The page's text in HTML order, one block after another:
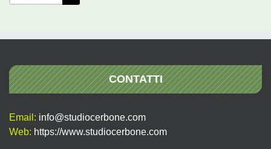
per:
CONTATTI
Email: info@studiocerbone.com
Web: https://www.studiocerbone.com